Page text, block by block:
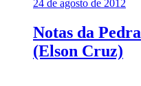
24 de agosto de 2012
Notas da Pedra
(Elson Cruz)